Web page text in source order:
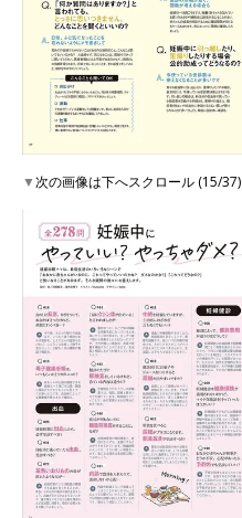
▼次の画像は下へスクロール (15/37)